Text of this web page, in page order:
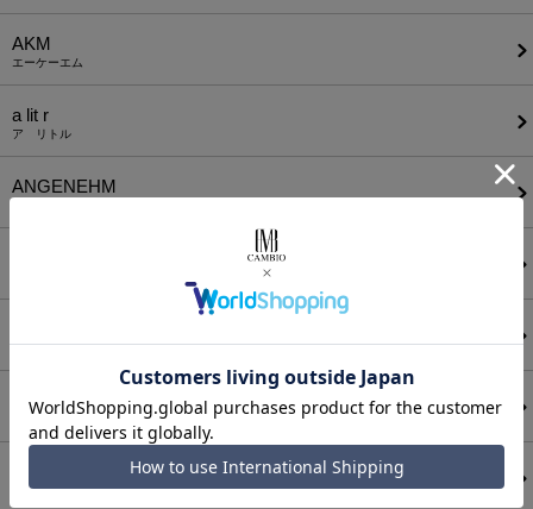
AKM
エーケーエム
a lit r
ア リトル
ANGENEHM
アウィナイト
BODYSONG.
CALL&RESPONSE
コールアンドレスポンス